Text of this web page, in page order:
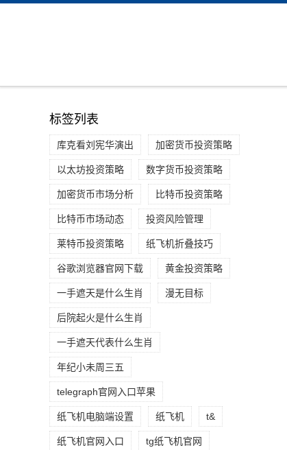
标签列表
库克看刘宪华演出 加密货币投资策略
以太坊投资策略 数字货币投资策略
加密货币市场分析 比特币投资策略
比特币市场动态 投资风险管理
莱特币投资策略 纸飞机折叠技巧
谷歌浏览器官网下载 黄金投资策略
一手遮天是什么生肖 漫无目标
后院起火是什么生肖
一手遮天代表什么生肖
年纪小未周三五
telegraph官网入口苹果
纸飞机电脑端设置 纸飞机 t&
纸飞机官网入口 tg纸飞机官网